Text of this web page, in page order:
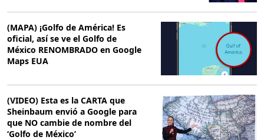
(MAPA) ¡Golfo de América! Es
oficial, así se ve el Golfo de
México RENOMBRADO en Google
Maps EUA
(VIDEO) Esta es la CARTA que
Sheinbaum envió a Google para
que NO cambie de nombre del
‘Golfo de México’